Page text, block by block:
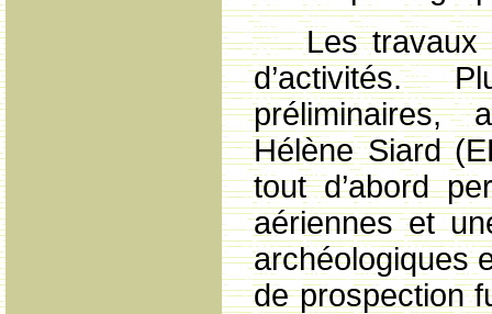
Les travaux
d’activités.
préliminaires,
Hélène Siard
tout d’abord
aériennes et
archéologiques
de prospection